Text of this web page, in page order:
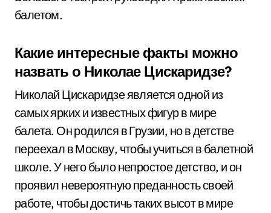
балетом.
Какие интересные факты можно
назвать о Николае Цискаридзе?
Николай Цискаридзе является одной из
самых ярких и известных фигур в мире
балета. Он родился в Грузии, но в детстве
переехал в Москву, чтобы учиться в балетной
школе. У него было непростое детство, и он
проявил невероятную преданность своей
работе, чтобы достичь таких высот в мире